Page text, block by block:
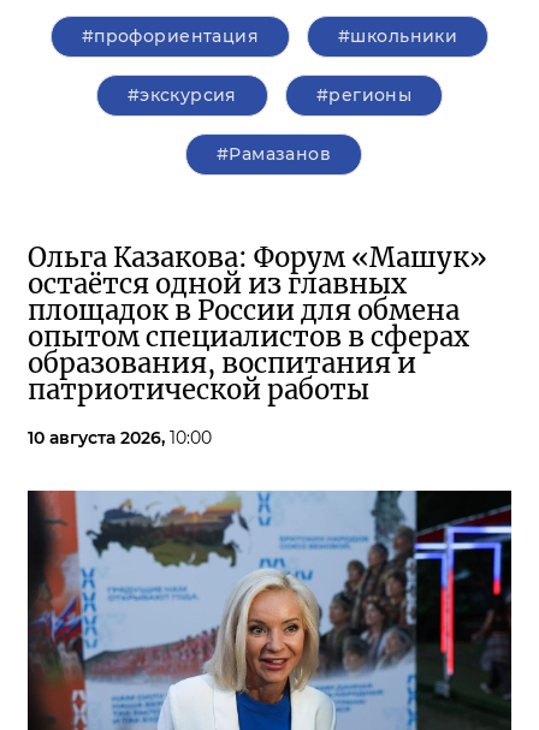
#профориентация #школьники
#экскурсия #регионы
#Рамазанов
Ольга Казакова: Форум «Машук»
остаётся одной из главных
площадок в России для обмена
опытом специалистов в сферах
образования, воспитания и
патриотической работы
10 августа 2026, 10:00